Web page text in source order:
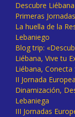
Descubre
Primeras
La huella de la
Lebaniego
Blog trip:
Liébana, Vive tu
Liébana, Conecta
II Jornada
Dinamización,
Lebaniega
III Jornadas